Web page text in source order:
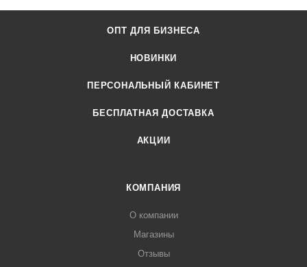
ОПТ ДЛЯ БИЗНЕСА
НОВИНКИ
ПЕРСОНАЛЬНЫЙ КАБИНЕТ
БЕСПЛАТНАЯ ДОСТАВКА
АКЦИИ
КОМПАНИЯ
О компании
Магазины
Отзывы